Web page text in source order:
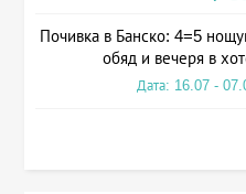
Почивка в Банско: 4=5
обяд и вечеря в
Дата: 16.07 -